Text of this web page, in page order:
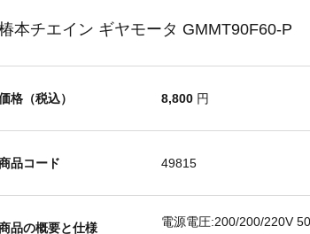
本チエイン ギヤモータ GMMT90F60-P
格（税込） 8,800 円
品コード 49815
品の概要と仕様
電源電圧:200/200/220V